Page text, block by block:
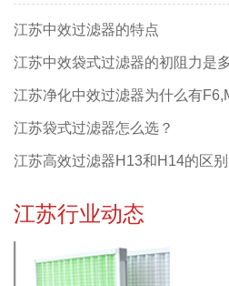
江苏中效过滤器的特点
江苏中效袋式过滤器的初阻力是
江苏袋式过滤器怎么选？
江苏高效过滤器H13和H14的区别
江苏行业动态